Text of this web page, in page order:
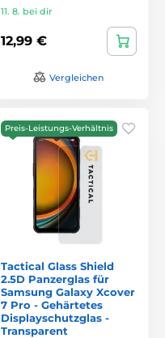
11. 8. bei dir
12,99 €
Vergleichen
Preis-Leistungs-Verhältnis
Tactical Glass Shield
2.5D Panzerglas für
Samsung Galaxy Xcover
7 Pro - Gehärtetes
Displayschutzglas -
Transparent